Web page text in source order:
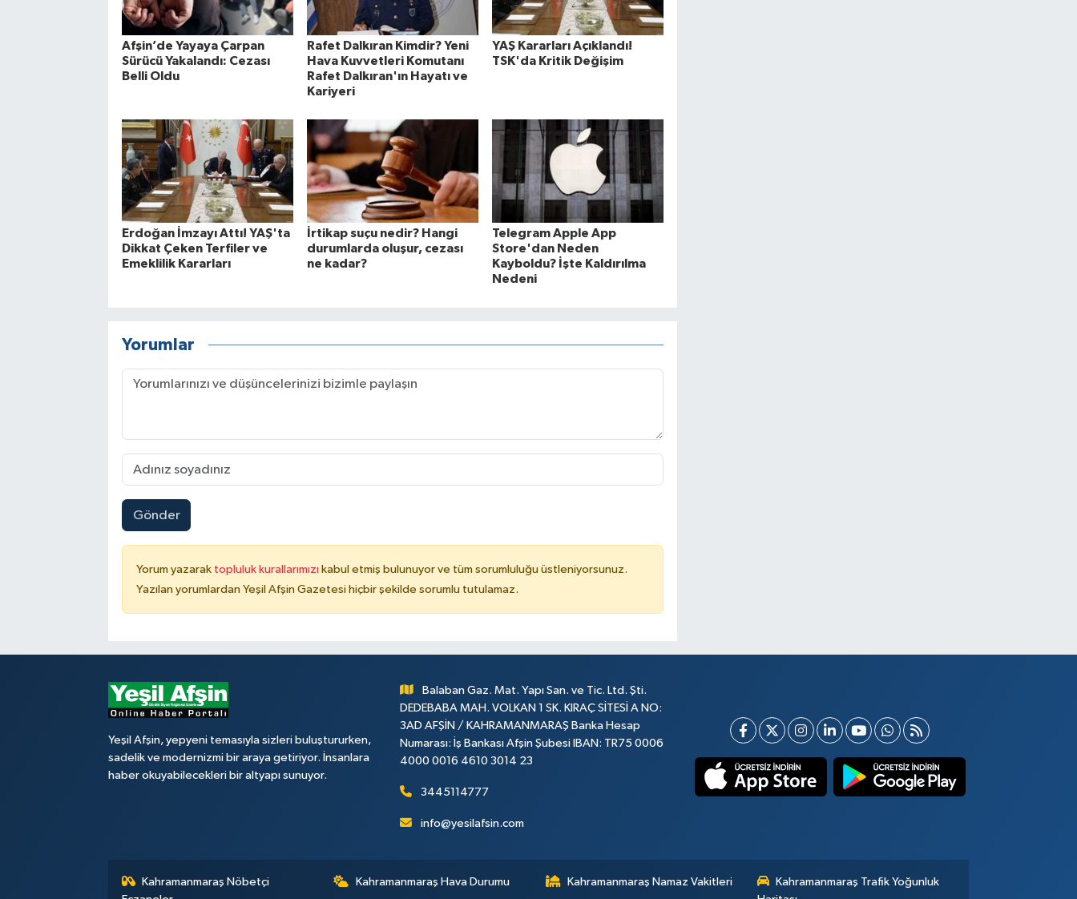
Afşin’de Yayaya Çarpan
Sürücü Yakalandı: Cezası
Belli Oldu
Rafet Dalkıran Kimdir? Yeni
Hava Kuvvetleri Komutanı
Rafet Dalkıran'ın Hayatı ve
Kariyeri
YAŞ Kararları Açıklandı!
TSK'da Kritik Değişim
Erdoğan İmzayı Attı! YAŞ'ta
Dikkat Çeken Terfiler ve
Emeklilik Kararları
İrtikap suçu nedir? Hangi
durumlarda oluşur, cezası
ne kadar?
Telegram Apple App
Store'dan Neden
Kayboldu? İşte Kaldırılma
Nedeni
Yorumlar
Gönder
Yorum yazarak topluluk kurallarımızı kabul etmiş bulunuyor ve tüm sorumluluğu üstleniyorsunuz.
Yazılan yorumlardan Yeşil Afşin Gazetesi hiçbir şekilde sorumlu tutulamaz.
Yeşil Afşin, yepyeni temasıyla sizleri buluştururken,
sadelik ve modernizmi bir araya getiriyor. İnsanlara
haber okuyabilecekleri bir altyapı sunuyor.
Balaban Gaz. Mat. Yapı San. ve Tic. Ltd. Şti.
DEDEBABA MAH. VOLKAN 1 SK. KIRAÇ SİTESİ A NO:
3AD AFŞİN / KAHRAMANMARAŞ Banka Hesap
Numarası: İş Bankası Afşin Şubesi IBAN: TR75 0006
4000 0016 4610 3014 23
3445114777
info@yesilafsin.com
Kahramanmaraş Nöbetçi
Kahramanmaraş Hava Durumu Kahramanmaraş Namaz Vakitleri
Kahramanmaraş Trafik Yoğunluk